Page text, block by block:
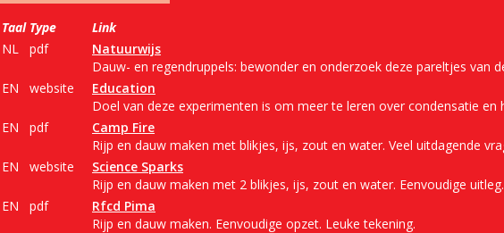
Taal Type
Link
NL
pdf
Natuurwijs
Dauw- en regendruppels: bewonder en onderzoek deze pareltjes van
EN
website
Education
Doel van deze experimenten is om meer te leren over condensatie en
EN
pdf
Camp Fire
Rijp en dauw maken met blikjes, ijs, zout en water. Veel uitdagende
EN
website
Science Sparks
Rijp en dauw maken met 2 blikjes, ijs, zout en water. Eenvoudige uitleg.
EN
pdf
Rfcd Pima
Rijp en dauw maken. Eenvoudige opzet. Leuke tekening.